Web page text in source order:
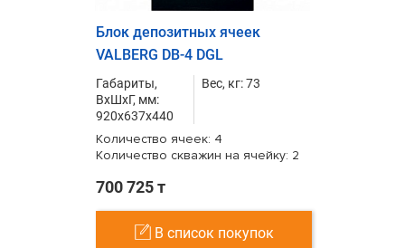
Блок депозитных ячеек
VALBERG DB-4 DGL
Габариты,
ВxШxГ, мм:
920x637x440
Вес, кг: 73
Количество ячеек: 4
Количество скважин на ячейку: 2
700 725 т
В список покупок